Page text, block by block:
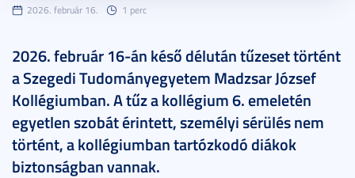
2026. február 16. 1 perc
2026. február 16-án késő délután tűzeset történt
a Szegedi Tudományegyetem Madzsar József
Kollégiumban. A tűz a kollégium 6. emeletén
egyetlen szobát érintett, személyi sérülés nem
történt, a kollégiumban tartózkodó diákok
biztonságban vannak.